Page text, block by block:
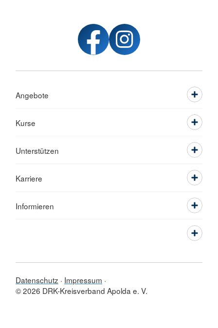
Angebote
Kurse
Unterstützen
Karriere
Informieren
Datenschutz
Impressum
© 2026 DRK-Kreisverband Apolda e. V.